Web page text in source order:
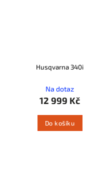
Husqvarna 340i
Na dotaz
12 999 Kč
Do košíku